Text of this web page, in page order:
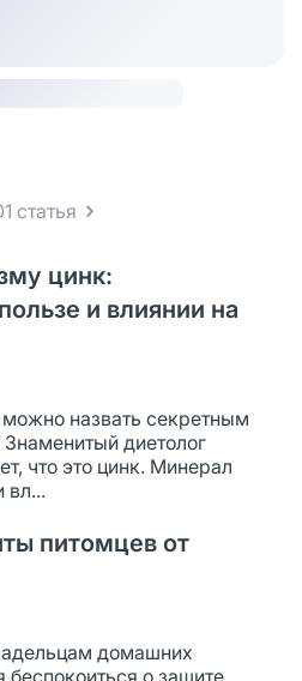
статья
цинк:
и влиянии на
назвать секретным
диетолог
что это цинк. Минерал
вл...
питомцев от
домашних